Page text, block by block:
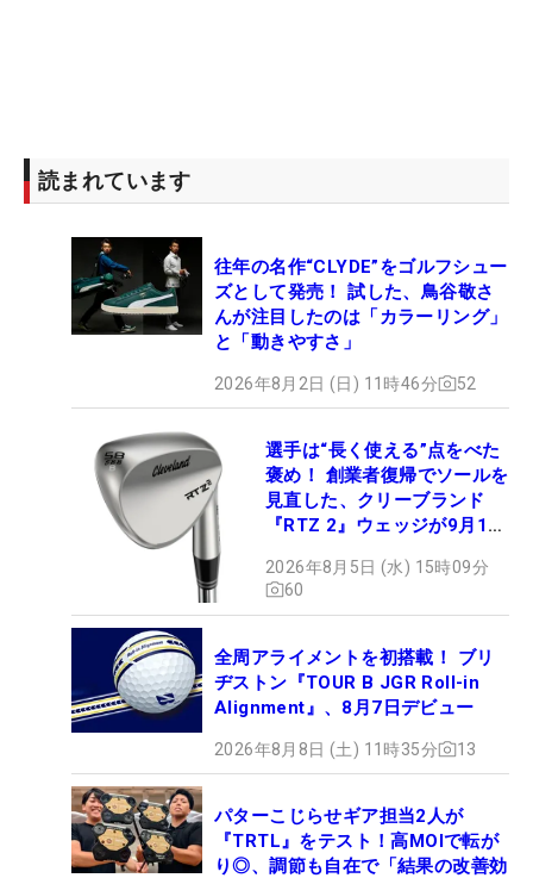
読まれています
往年の名作“CLYDE”をゴルフシュー
ズとして発売！ 試した、鳥谷敬さ
んが注目したのは「カラーリング」
と「動きやすさ」
2026年8月2日 (日) 11時46分 52
選手は“長く使える”点をべた
褒め！ 創業者復帰でソールを
見直した、クリーブランド
『RTZ 2』ウェッジが9月12
2026年8月5日 (水) 15時09分
60
全周アライメントを初搭載！ ブリ
ヂストン『TOUR B JGR Roll-in
Alignment』、8月7日デビュー
2026年8月8日 (土) 11時35分 13
パターこじらせギア担当2人が
『TRTL』をテスト！高MOIで転が
り◎、調節も自在で「結果の改善効